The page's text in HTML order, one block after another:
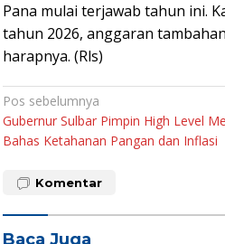
Pana mulai terjawab tahun ini.
tahun 2026, anggaran
harapnya. (Rls)
Navigasi
pos
Pos sebelumnya
Gubernur Sulbar Pimpin High Level
Bahas Ketahanan Pangan dan Inflasi
Komentar
Baca Juga